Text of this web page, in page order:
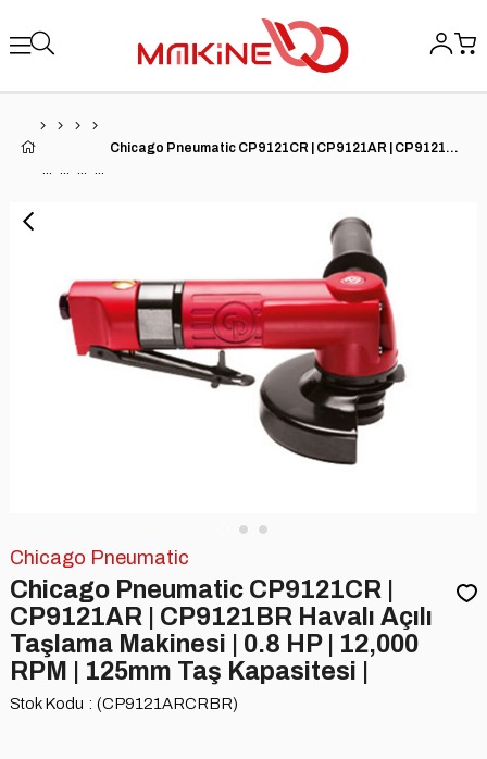
Chicago Pneumatic CP9121CR | CP9121AR | CP9121BR Havalı Açılı Taşlama Makinesi | 0.8 HP | 12,000 RPM | 125mm Taş Kapasitesi |
Chicago Pneumatic
Chicago Pneumatic CP9121CR |
CP9121AR | CP9121BR Havalı Açılı
Taşlama Makinesi | 0.8 HP | 12,000
RPM | 125mm Taş Kapasitesi |
Stok Kodu (CP9121ARCRBR)